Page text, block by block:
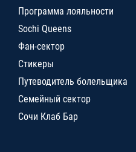
Программа лояльности
Sochi Queens
Фан-сектор
Стикеры
Путеводитель болельщика
Семейный сектор
Сочи Клаб Бар